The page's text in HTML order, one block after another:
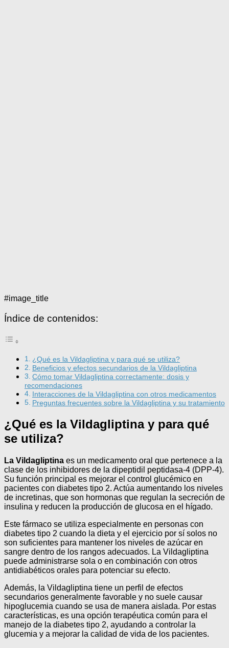
#image_title
Índice de contenidos:
¿Qué es la Vildagliptina y para qué se utiliza?
Beneficios y efectos secundarios de la Vildagliptina
Cómo tomar Vildagliptina correctamente: dosis y
recomendaciones
Interacciones de la Vildagliptina con otros medicamentos
Preguntas frecuentes sobre la Vildagliptina y su tratamiento
¿Qué es la Vildagliptina y para qué
se utiliza?
La Vildagliptina es un medicamento oral que pertenece a la
clase de los inhibidores de la dipeptidil peptidasa-4 (DPP-4).
Su función principal es mejorar el control glucémico en
pacientes con diabetes tipo 2. Actúa aumentando los niveles
de incretinas, que son hormonas que regulan la secreción de
insulina y reducen la producción de glucosa en el hígado.
Este fármaco se utiliza especialmente en personas con
diabetes tipo 2 cuando la dieta y el ejercicio por sí solos no
son suficientes para mantener los niveles de azúcar en
sangre dentro de los rangos adecuados. La Vildagliptina
puede administrarse sola o en combinación con otros
antidiabéticos orales para potenciar su efecto.
Además, la Vildagliptina tiene un perfil de efectos
secundarios generalmente favorable y no suele causar
hipoglucemia cuando se usa de manera aislada. Por estas
características, es una opción terapéutica común para el
manejo de la diabetes tipo 2, ayudando a controlar la
glucemia y a mejorar la calidad de vida de los pacientes.